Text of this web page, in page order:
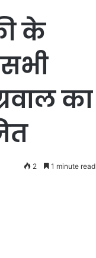
के
का
2 1 minute read